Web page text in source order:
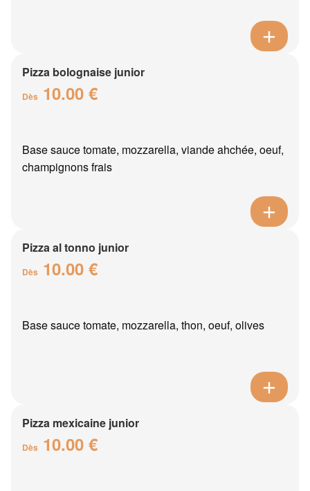
Pizza bolognaise junior
Dès 10.00 €
Base sauce tomate, mozzarella, viande ahchée, oeuf,
champignons frais
Pizza al tonno junior
Dès 10.00 €
Base sauce tomate, mozzarella, thon, oeuf, olives
Pizza mexicaine junior
Dès 10.00 €